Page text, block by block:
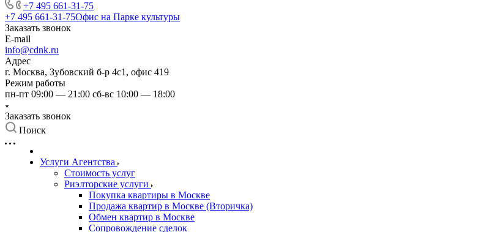
+7 495 661-31-75
+7 495 661-31-75Офис на Парке культуры
Заказать звонок
E-mail
info@cdnk.ru
Адрес
г. Москва, Зубовский б-р 4с1, офис 419
Режим работы
пн-пт 09:00 — 21:00 сб-вс 10:00 — 18:00
Заказать звонок
Поиск
Услуги Агентства
Стоимость услуг
Риэлторские услуги
Покупка квартиры в Москве
Продажа квартир в Москве (Вторичка)
Обмен квартир в Москве
Сопровождение сделок